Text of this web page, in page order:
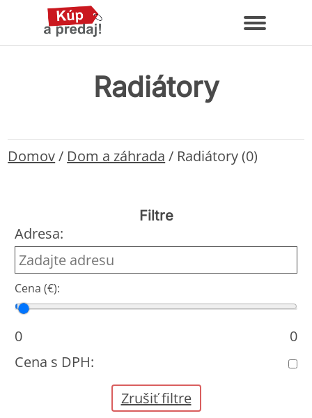
Radiátory
Domov/ Dom a záhrada / Radiátory (0)
Filtre
Adresa:
Cena (€):
Cena od
Cena do
0
0
Cena s DPH:
Zrušiť filtre